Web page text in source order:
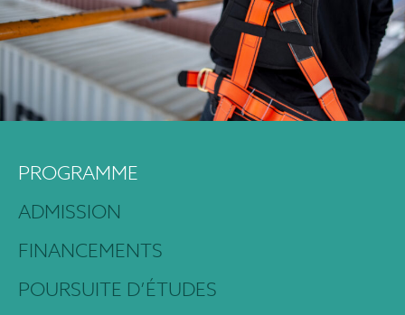
PROGRAMME
ADMISSION
FINANCEMENTS
POURSUITE D’ÉTUDES